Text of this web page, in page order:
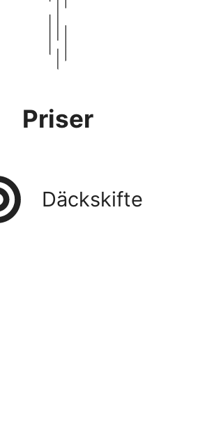
Priser
Däckskifte